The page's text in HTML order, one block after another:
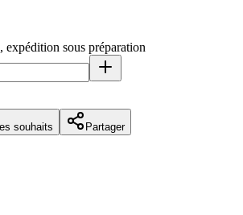
, expédition sous préparation
souhaits Partager